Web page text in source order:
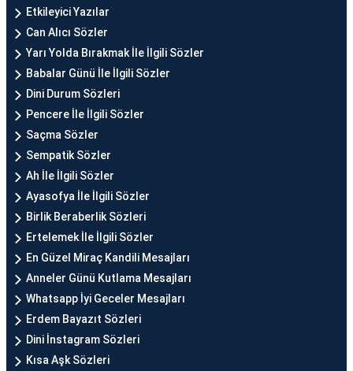
Etkileyici Yazılar
Can Alıcı Sözler
Yarı Yolda Bırakmak İle İlgili Sözler
Babalar Günü İle İlgili Sözler
Dini Durum Sözleri
Pencere İle İlgili Sözler
Saçma Sözler
Sempatik Sözler
Ah İle İlgili Sözler
Ayasofya İle İlgili Sözler
Birlik Beraberlik Sözleri
Ertelemek İle İlgili Sözler
En Güzel Miraç Kandili Mesajları
Anneler Günü Kutlama Mesajları
Whatsapp İyi Geceler Mesajları
Erdem Bayazıt Sözleri
Dini İnstagram Sözleri
Kısa Aşk Sözleri